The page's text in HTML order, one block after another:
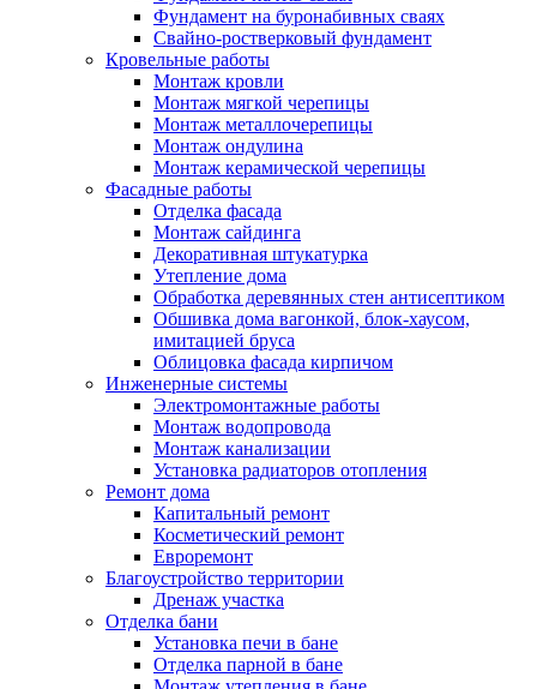
Фундамент на буронабивных сваях
Свайно-ростверковый фундамент
Кровельные работы
Монтаж кровли
Монтаж мягкой черепицы
Монтаж металлочерепицы
Монтаж ондулина
Монтаж керамической черепицы
Фасадные работы
Отделка фасада
Монтаж сайдинга
Декоративная штукатурка
Утепление дома
Обработка деревянных стен антисептиком
Обшивка дома вагонкой, блок-хаусом,
имитацией бруса
Облицовка фасада кирпичом
Инженерные системы
Электромонтажные работы
Монтаж водопровода
Монтаж канализации
Установка радиаторов отопления
Ремонт дома
Капитальный ремонт
Косметический ремонт
Евроремонт
Благоустройство территории
Дренаж участка
Отделка бани
Установка печи в бане
Отделка парной в бане